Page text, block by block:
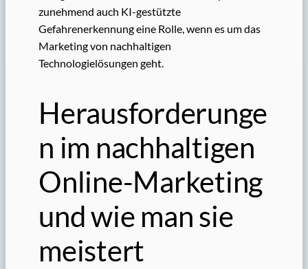
zunehmend auch KI-gestützte
Gefahrenerkennung eine Rolle, wenn es um das
Marketing von nachhaltigen
Technologielösungen geht.
Herausforderunge
n im nachhaltigen
Online-Marketing
und wie man sie
meistert